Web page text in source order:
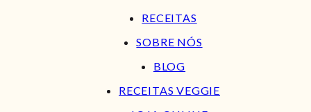
RECEITAS
SOBRE NÓS
BLOG
RECEITAS VEGGIE